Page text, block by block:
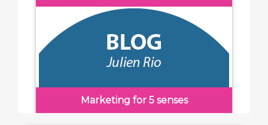
Marketing for 5 senses